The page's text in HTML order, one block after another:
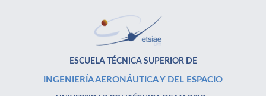
ESCUELA TÉCNICA SUPERIOR DE
INGENIERÍA AERONÁUTICA Y DEL ESPACIO